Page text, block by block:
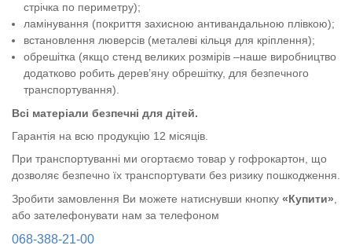
стрічка по периметру);
ламінування (покриття захисною антивандальною плівкою);
встановлення люверсів (металеві кільця для кріплення);
обрешітка (якщо стенд великих розмірів –наше виробництво
додатково робить дерев’яну обрешітку, для безпечного
транспортування).
Всі матеріали безпечні для дітей.
Гарантія на всю продукцію 12 місяців.
При транспортуванні ми огортаємо товар у гофрокартон, що
дозволяє безпечно їх транспортувати без ризику пошкодження.
Зробити замовлення Ви можете натиснувши кнопку «Купити»
або зателефонувати нам за телефоном
068-388-21-00